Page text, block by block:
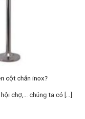
cột chắn inox?
chợ,… chúng ta có [...]